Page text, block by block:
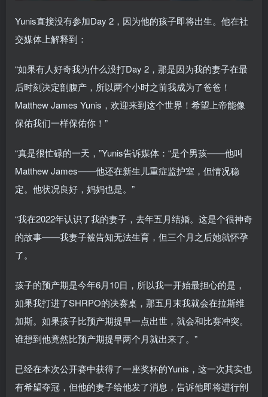
Yunis直接没有参加Day 2，因为他的孩子即将出生。他在社
交媒体上解释到：
“如果有人好奇我为什么没打Day 2，那是因为我的妻子在最
后时刻决定剖腹产，所以两个小时之前我成为了爸爸！
Matthew James Yunis，欢迎来到这个世界！希望上帝能像
保佑我们一样保佑你！”
“真是很忙碌的一天，”Yunis告诉媒体：“是个男孩——他叫
Matthew James——他还在新生儿重症监护室，但情况稳
定。他状况良好，妈妈也是。”
“我在2022年认识了我的妻子，去年五月结婚。这是个很神奇
的故事——我妻子被告知无法生育，但三个月之后她就怀孕
了。
孩子的预产期是今年6月10日，所以我一开始最担心的是，
如果我打进了SHRPO的决赛桌，那五月末我就会在拉斯维
加斯。如果孩子比预产期提早一点出世，就会和比赛冲突。
谁想到他竟然比预产期提早两个月就出来了。”
已经在本次公开赛中获得了一座奖杯的Yunis，这一次其实也
有希望夺冠，但他的妻子给他发了消息，告诉他即将进行剖